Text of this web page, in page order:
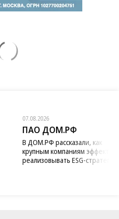
07.08.2026
ПАО ДОМ.РФ
В ДОМ.РФ рассказали, как
крупным компаниям
реализовывать ESG-стратегию